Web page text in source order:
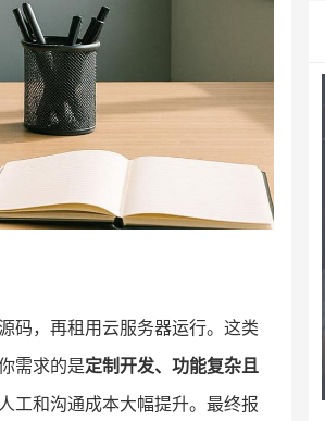
码，再租用云服务器运行。这类
需求的是定制开发、功能复杂且
工和沟通成本大幅提升。最终报